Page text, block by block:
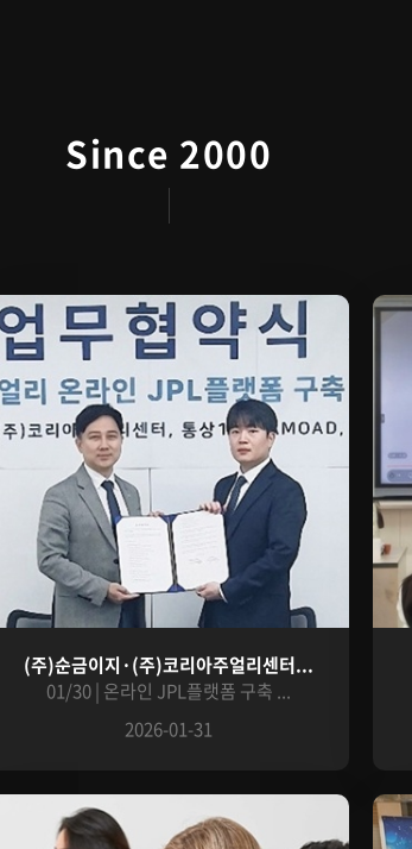
Since 2000
(주)순금이지·(주)코리아주얼리센터...
01/30 | 온라인 JPL플랫폼 구축 ...
2026-01-31